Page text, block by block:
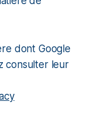
dont Google
consulter leur